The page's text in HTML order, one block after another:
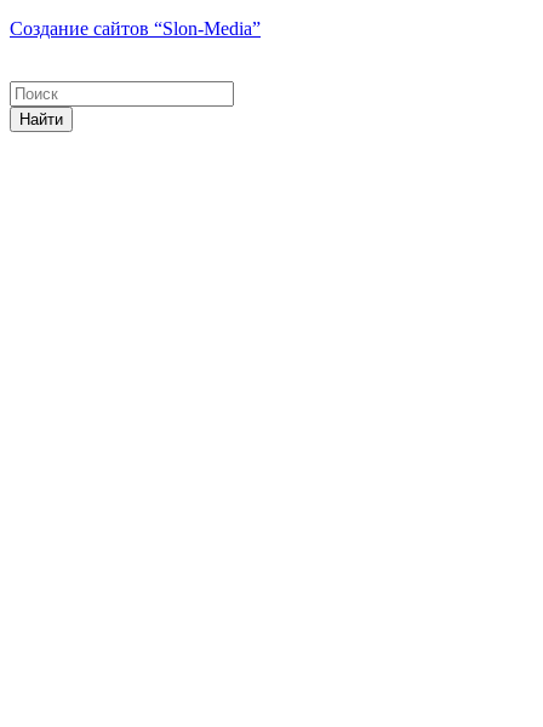
Создание сайтов “Slon-Media”
Найти